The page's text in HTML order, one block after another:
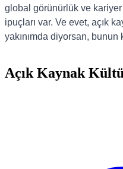
global görünürlük ve
ipuçları var. Ve evet, açık
yakınımda diyorsan, bunun
Açık Kaynak